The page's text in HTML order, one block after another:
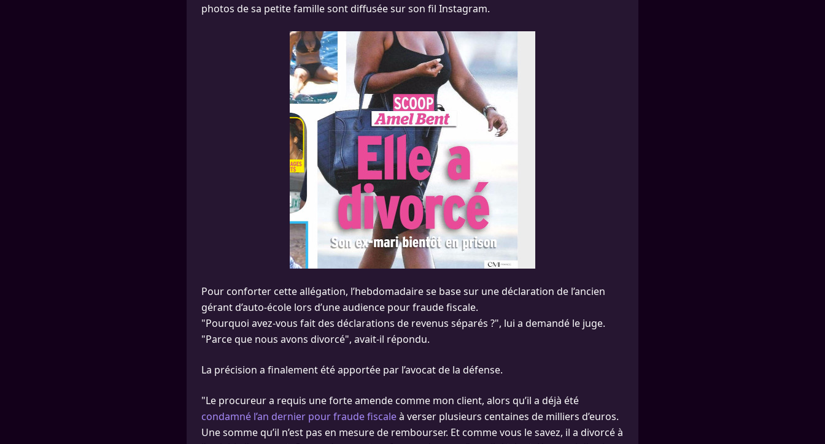
photos de sa petite famille sont diffusée sur son fil Instagram.
Pour conforter cette allégation, l’hebdomadaire se base sur une déclaration de l’ancien
gérant d’auto-école lors d’une audience pour fraude fiscale.
"Pourquoi avez-vous fait des déclarations de revenus séparés ?", lui a demandé le juge.
"Parce que nous avons divorcé", avait-il répondu.
La précision a finalement été apportée par l’avocat de la défense.
"Le procureur a requis une forte amende comme mon client, alors qu’il a déjà été
condamné l’an dernier pour fraude fiscaleà verser plusieurs centaines de milliers d’euros.
Une somme qu’il n’est pas en mesure de rembourser. Et comme vous le savez, il a divorcé à